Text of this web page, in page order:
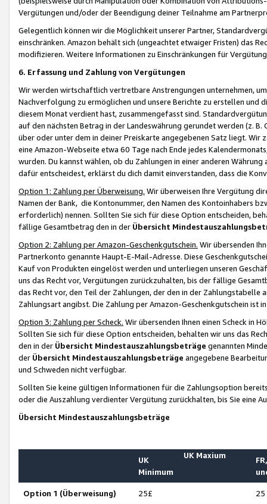
Vergütungen und/oder der Beendigung deiner Teilnahme am
Gelegentlich können wir die Möglichkeit unserer Partner,
einschränken. Amazon behält sich (ungeachtet etwaiger Fristen) das
modifizieren. Weitere Informationen zu Einschränkungen für
6. Erfassung und Zahlung von Vergütungen
Wir werden wirtschaftlich vertretbare Anstrengungen unternehmen,
Nachverfolgung zu ermöglichen und unsere Berichte zu erstellen und
diesem Monat verdient hast, zusammengefasst sind.
auf den nächsten Betrag in der Landeswährung gerundet werden (z.
über oder unter dem in deiner Preiskarte angegebenen Satz liegt.
eine Amazon-Webseite etwa 60 Tage nach Ende jedes
wurden. Du kannst wählen, ob du Zahlungen in einer anderen
dafür entscheidest, erklärst du dich damit einverstanden, dass die
Option 1: Zahlung per Überweisung. Wir überweisen Ihre Vergütung
Namen der Bank, die Kontonummer, den Namen des Kontoinhabers
erforderlich) nennen. Sollten Sie sich für diese Option entscheiden,
fällige Gesamtbetrag den in der Übersicht
Option 2: Zahlung per Amazon-Geschenkgutschein. Wir übersenden
Partnerkonto genannte Haupt-E-Mail-Adresse. Diese
Kauf von Produkten eingelöst werden und unterliegen unseren
uns das Recht vor, Vergütungen zurückzuhalten, bis der fällige
das Recht vor, den Teil der Zahlungen, der den in der
Zahlungsart angibst. Die Zahlung per Amazon-Geschenkgutschein ist
Option 3: Zahlung per Scheck. Wir übersenden Ihnen einen Scheck in
Sollten Sie sich für diese Option entscheiden, behalten wir uns das
den in der Übersicht Mindestauszahlungsbeträge genannten
der Übersicht Mindestauszahlungsbeträge angegebene
und Schweden nicht verfügbar.
Sollten Sie keine gültigen Informationen für die Zahlungsoption
oder die Auszahlung verdienter Vergütung zurückhalten, bis Sie
Übersicht Mindestauszahlungsbeträge
UK
Minimum
UK Maxium
Option 1 (Überweisung) 25£ 25